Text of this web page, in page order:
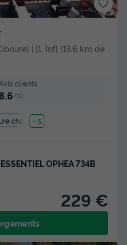
| [1, Inf[ (18,6 km de
Avis clients
/10
chauffée
+ 5
OPHEA 734B
229 €